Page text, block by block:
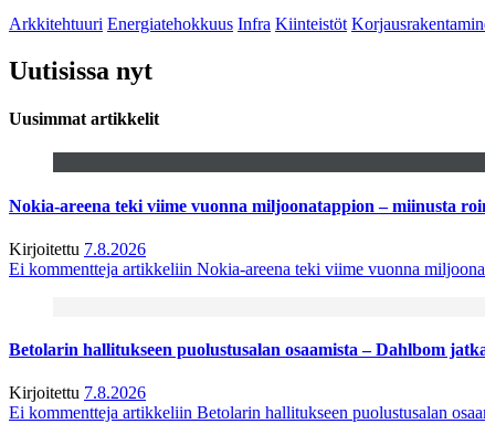
Arkkitehtuuri Energiatehokkuus Infra Kiinteistöt
Uutisissa nyt
Uusimmat artikkelit
Nokia-areena teki viime vuonna miljoonatappion – miinusta
Kirjoitettu 7.8.2026
Ei kommentteja artikkeliin Nokia-areena teki viime vuonna
Betolarin hallitukseen puolustusalan osaamista – Dahlbom
Kirjoitettu 7.8.2026
Ei kommentteja artikkeliin Betolarin hallitukseen puolustusalan